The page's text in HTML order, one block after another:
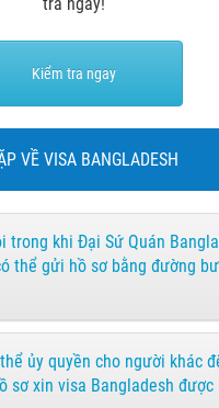
Kiểm tra ngay
VỀ VISA BANGLADESH
trong khi Đại Sứ Quán
thể gửi hồ sơ bằng đường
ủy quyền cho người khác
sơ xin visa Bangladesh được